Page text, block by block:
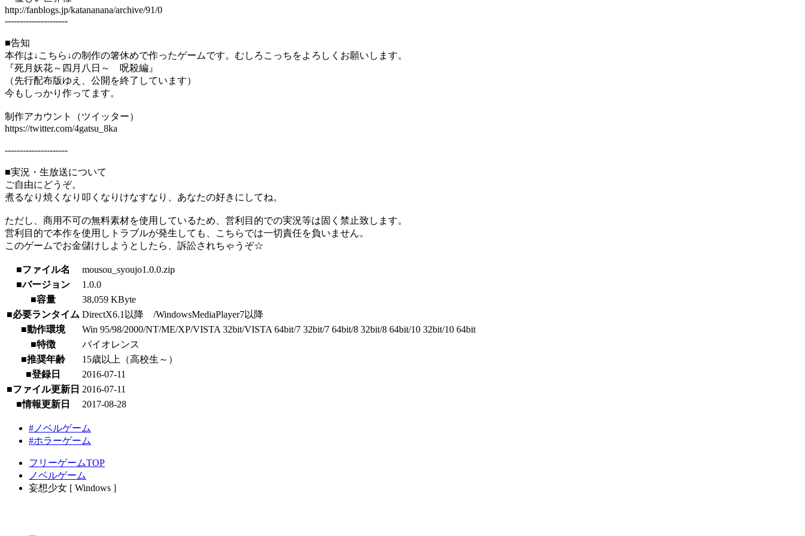
http://fanblogs.jp/katananana/archive/91/0
---------------------
■告知
本作は↓こちら↓の制作の箸休めで作ったゲームです。むしろこっちをよろしくお願いします。
『死月妖花～四月八日～ 呪殺編』
（先行配布版ゆえ、公開を終了しています）
今もしっかり作ってます。
制作アカウント（ツイッター）
https://twitter.com/4gatsu_8ka
---------------------
■実況・生放送について
ご自由にどうぞ。
煮るなり焼くなり叩くなりけなすなり、あなたの好きにしてね。
ただし、商用不可の無料素材を使用しているため、営利目的での実況等は固く禁止致します。
営利目的で本作を使用しトラブルが発生しても、こちらでは一切責任を負いません。
このゲームでお金儲けしようとしたら、訴訟されちゃうぞ☆
■ファイル名
mousou_syoujo1.0.0.zip
■バージョン
1.0.0
■容量
38,059 KByte
■必要ランタイム DirectX6.1以降 /WindowsMediaPlayer7以降
■動作環境
Win 95/98/2000/NT/ME/XP/VISTA 32bit/VISTA 64bit/7 32bit/7 64bit/8 32bit/8 64bit/10 32bit/10 64bit
■特徴
バイオレンス
■推奨年齢
15歳以上（高校生～）
■登録日
2016-07-11
■ファイル更新日 2016-07-11
■情報更新日
2017-08-28
#ノベルゲーム
#ホラーゲーム
フリーゲームTOP
ノベルゲーム
妄想少女 [ Windows ]